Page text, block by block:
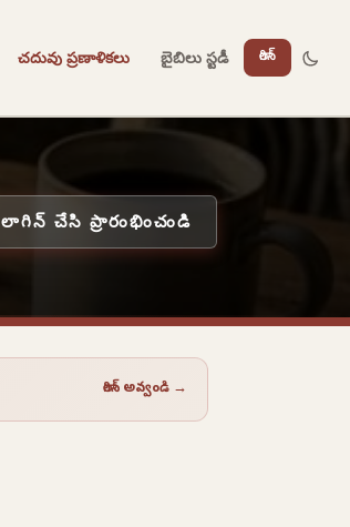
చదువు ప్రణాళికలు బైబిలు స్టడీ లాగిన్
లాగిన్ చేసి ప్రారంభించండి
లాగిన్ అవ్వండి →